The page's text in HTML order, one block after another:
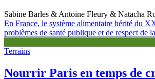
Sabine Barles & Antoine Fleury & Natacha
En France, le système alimentaire hérité du
problèmes de santé publique et de respect de
Terrains
Nourrir Paris en temps de